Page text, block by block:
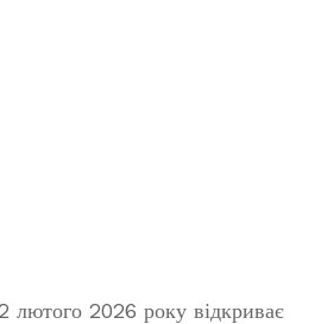
лютого 2026 року відкриває